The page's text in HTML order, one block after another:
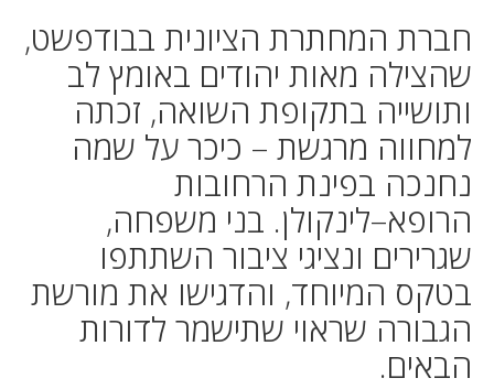
חברת המחתרת הציונית בבודפשט,
שהצילה מאות יהודים באומץ לב
ותושייה בתקופת השואה, זכתה
למחווה מרגשת – כיכר על שמה
נחנכה בפינת הרחובות
הרופא–לינקולן. בני משפחה,
שגרירים ונציגי ציבור השתתפו
בטקס המיוחד, והדגישו את מורשת
הגבורה שראוי שתישמר לדורות
הבאים.